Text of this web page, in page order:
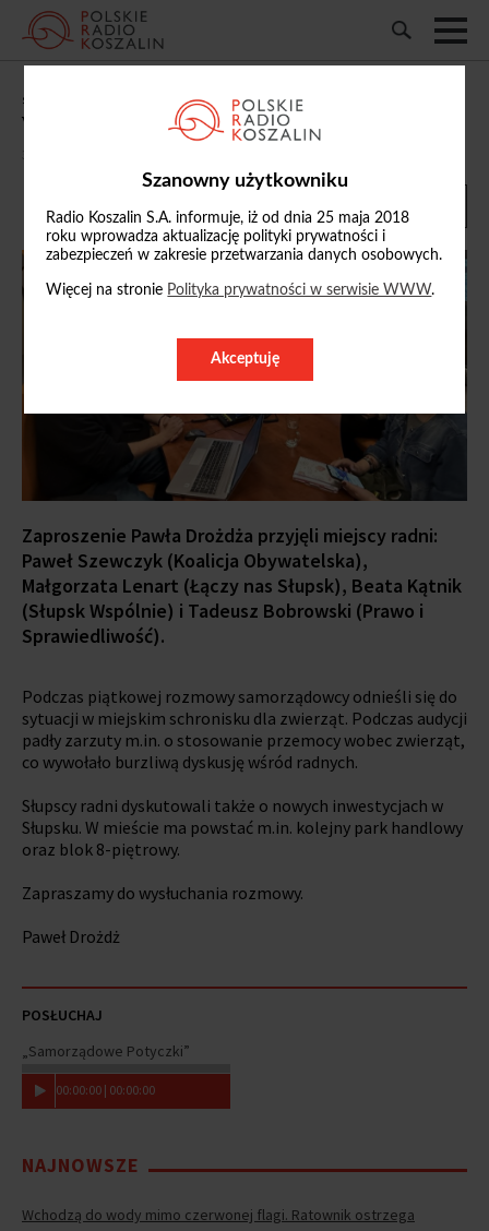
Szanowny użytkowniku
Radio Koszalin S.A. informuje, iż od dnia 25 maja 2018
roku wprowadza aktualizację polityki prywatności i
zabezpieczeń w zakresie przetwarzania danych osobowych.
Więcej na stronie Polityka prywatności w serwisie WWW.
Akceptuję
„Samorządowe Potyczki”: m.in. o sytuacji
w słupskim schronisku dla zwierząt
Zaproszenie Pawła Drożdża przyjęli miejscy radni:
Paweł Szewczyk (Koalicja Obywatelska),
Małgorzata Lenart (Łączy nas Słupsk), Beata Kątnik
(Słupsk Wspólnie) i Tadeusz Bobrowski (Prawo i
Sprawiedliwość).
Podczas piątkowej rozmowy samorządowcy odnieśli się do
sytuacji w miejskim schronisku dla zwierząt. Podczas audycji
padły zarzuty m.in. o stosowanie przemocy wobec zwierząt,
co wywołało burzliwą dyskusję wśród radnych.
Słupscy radni dyskutowali także o nowych inwestycjach w
Słupsku. W mieście ma powstać m.in. kolejny park handlowy
oraz blok 8-piętrowy.
Zapraszamy do wysłuchania rozmowy.
Paweł Drożdż
POSŁUCHAJ
„Samorządowe Potyczki”
00:00:00 | 00:00:00
NAJNOWSZE
Wchodzą do wody mimo czerwonej flagi. Ratownik ostrzega